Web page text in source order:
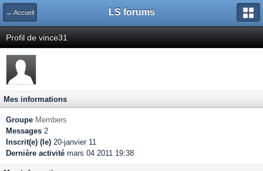
← Accueil LS forums
Profil de vince31
Mes informations
Groupe Members
Messages 2
Inscrit(e) (le) 20-janvier 11
Dernière activité mars 04 2011 19:38